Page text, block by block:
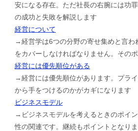
安になる存在。ただ社長の右腕には功
の成功と失敗を解説します
経営について
→経営学は6つの分野の寄せ集めと言わ
をカバーしなければなりません。その
経営には優先順位がある
→経営には優先順位があります。プラ
から手をつけるのかがカギになります
ビジネスモデル
→ビジネスモデルを考えるときのポイ
性の関連です。継続もポイントとなり